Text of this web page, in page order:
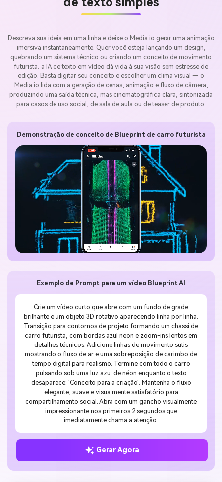
Descreva sua ideia em uma linha e deixe o Media.io gerar uma animação
imersiva instantaneamente. Quer você esteja lançando um design,
quebrando um sistema técnico ou criando um conceito de movimento
futurista, a IA de texto em vídeo dá vida à sua visão sem estresse de
edição. Basta digitar seu conceito e escolher um clima visual — o
Media.io lida com a geração de cenas, animação e fluxo de câmera,
produzindo uma saída técnica, mas cinematográfica clara, sintonizada
para casos de uso social, de sala de aula ou de teaser de produto.
Exemplo de Prompt para um vídeo Blueprint AI
Crie um vídeo curto que abre com um fundo de grade
brilhante e um objeto 3D rotativo aparecendo linha por linha.
Transição para contornos de projeto formando um chassi de
carro futurista, com bordas azul neon e zoom-ins lentos em
detalhes técnicos. Adicione linhas de movimento sutis
mostrando o fluxo de ar e uma sobreposição de carimbo de
tempo digital para realismo. Termine com todo o carro
pulsando sob uma luz azul de néon enquanto o texto
desaparece: 'Conceito para a criação'. Mantenha o fluxo
elegante, suave e visualmente satisfatório para
compartilhamento social. Abra com um gancho visualmente
impressionante nos primeiros 2 segundos que
imediatamente chama a atenção.
Gerar Agora
Demonstração de conceito de Blueprint de carro futurista